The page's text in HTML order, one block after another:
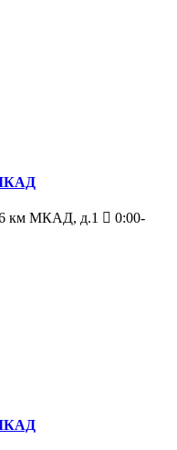
км МКАД, д.1
0:00-